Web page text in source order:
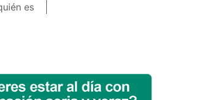
es